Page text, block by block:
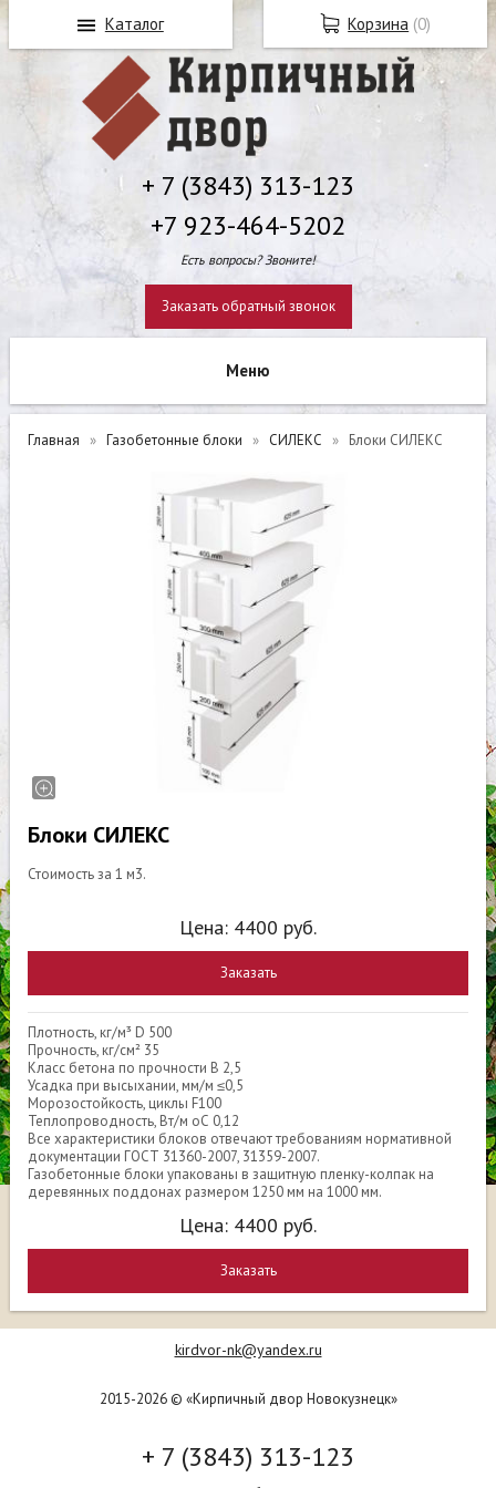
+ 7 (3843) 313-123
+7 923-464-5202
Есть вопросы? Звоните!
Заказать обратный звонок
Главная Газобетонные блоки СИЛЕКС Блоки СИЛЕКС
Блоки СИЛЕКС
Стоимость за 1 м3.
Цена: 4400 руб.
Заказать
Плотность, кг/м³ D 500
Прочность, кг/см² 35
Класс бетона по прочности В 2,5
Усадка при высыхании, мм/м ≤0,5
Морозостойкость, циклы F100
Теплопроводность, Вт/м оС 0,12
Все характеристики блоков отвечают требованиям нормативной
документации ГОСТ 31360-2007, 31359-2007.
Газобетонные блоки упакованы в защитную пленку-колпак на
деревянных поддонах размером 1250 мм на 1000 мм.
Цена: 4400 руб.
Заказать
kirdvor-nk@yandex.ru
2015-2026 © «Кирпичный двор Новокузнецк»
+ 7 (3843) 313-123
Корзина (0)
Каталог